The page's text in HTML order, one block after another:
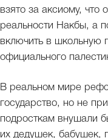
взято за аксиому, что
реальности Накбы, а
включить в школьную
официального
В реальном мире
государство, но не
подросткам внушали
их дедушек, бабушек,